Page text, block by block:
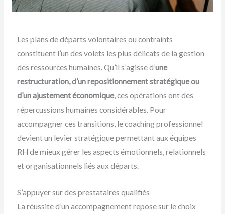
Les plans de départs volontaires ou contraints
constituent l’un des volets les plus délicats de la gestion
des ressources humaines. Qu’il s’agisse d’une
restructuration, d’un repositionnement stratégique ou
d’un ajustement économique, ces opérations ont des
répercussions humaines considérables. Pour
accompagner ces transitions, le coaching professionnel
devient un levier stratégique permettant aux équipes
RH de mieux gérer les aspects émotionnels, relationnels
et organisationnels liés aux départs.
S’appuyer sur des prestataires qualifiés
La réussite d’un accompagnement repose sur le choix